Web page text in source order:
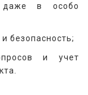
даже в особо
безопасность;
и учет